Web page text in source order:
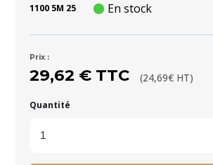
1100 5M 25 En stock
Prix :
29,62 € TTC (24,69€ HT)
Quantité